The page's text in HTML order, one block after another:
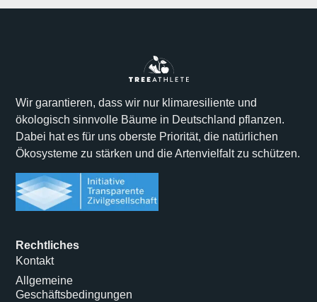
Wir garantieren, dass wir nur klimaresiliente und
ökologisch sinnvolle Bäume in Deutschland pflanzen.
Dabei hat es für uns oberste Priorität, die natürlichen
Ökosysteme zu stärken und die Artenvielfalt zu schützen.
Rechtliches
Kontakt
Allgemeine
Geschäftsbedingungen